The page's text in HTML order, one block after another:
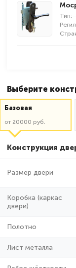
Тип:
Выберите
Базовая
от 20000 руб.
Конструкция
Размер двери
Коробка (каркас
двери)
Полотно
Лист металла